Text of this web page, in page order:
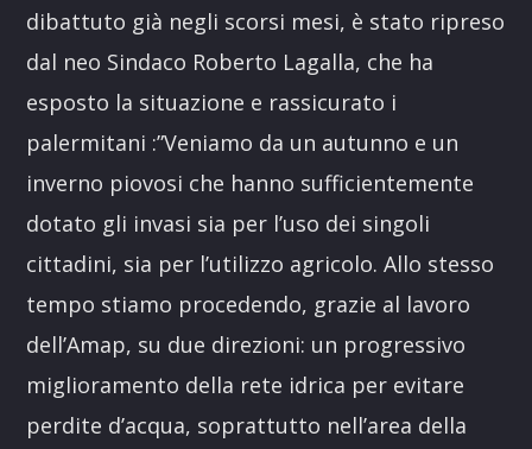
dibattuto già negli scorsi mesi, è stato ripreso
dal neo Sindaco Roberto Lagalla, che ha
esposto la situazione e rassicurato i
palermitani :”Veniamo da un autunno e un
inverno piovosi che hanno sufficientemente
dotato gli invasi sia per l’uso dei singoli
cittadini, sia per l’utilizzo agricolo. Allo stesso
tempo stiamo procedendo, grazie al lavoro
dell’Amap, su due direzioni: un progressivo
miglioramento della rete idrica per evitare
perdite d’acqua, soprattutto nell’area della